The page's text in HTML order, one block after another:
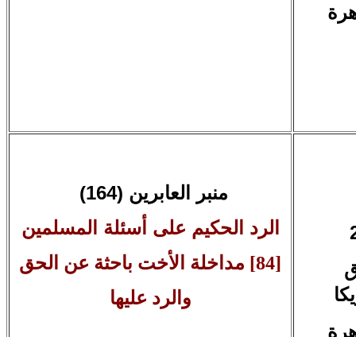
منبر العابرين (164)
الرد الحكيم على أسئلة المسلمين
[84] مداخلة الأخت باحثة عن الحق
والرد عليها